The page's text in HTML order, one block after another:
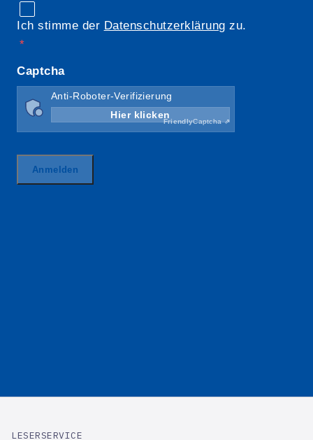
LESERSERVICE